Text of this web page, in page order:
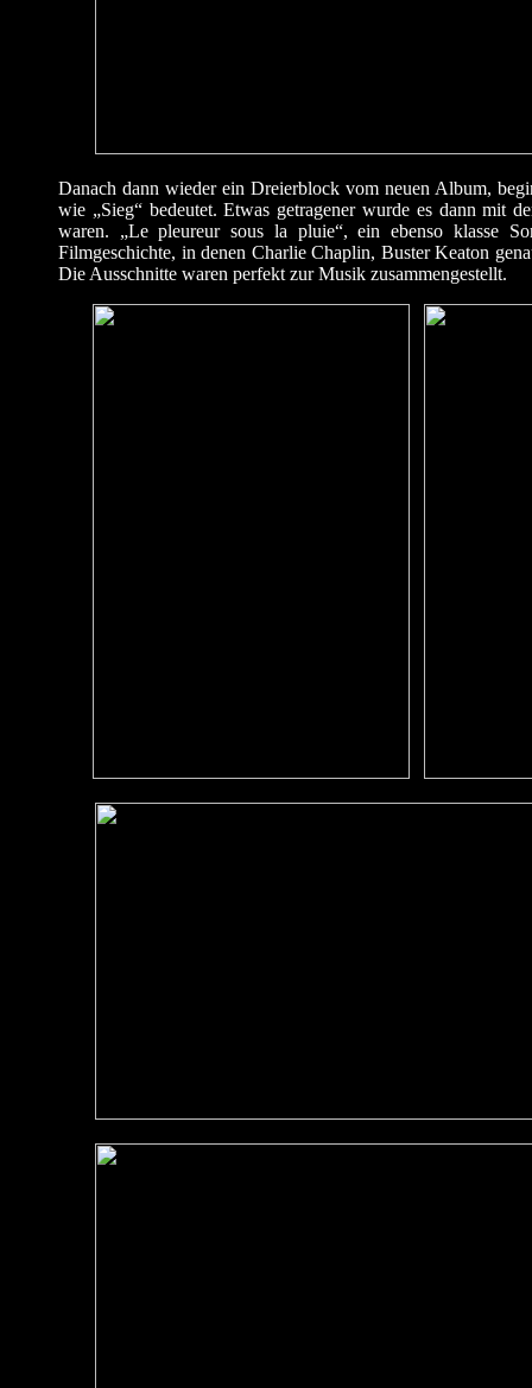
Danach dann wieder ein Dreierblock vom neuen Album,
wie „Sieg“ bedeutet. Etwas getragener wurde es dann mit
waren. „Le pleureur sous la pluie“, ein ebenso klasse
Filmgeschichte, in denen Charlie Chaplin, Buster Keaton
Die Ausschnitte waren perfekt zur Musik zusammengestellt.